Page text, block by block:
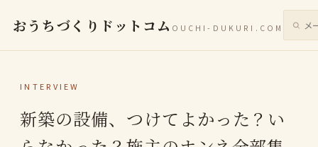
おうちづくりドットコム OUCHI-DUKURI.COM サイ
INTERVIEW
新築の設備、つけてよかった？い